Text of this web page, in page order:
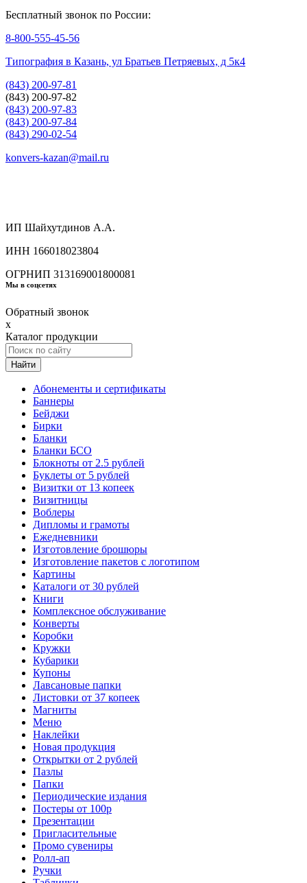
Бесплатный звонок по России:
8-800-555-45-56
Типография в Казань, ул Братьев Петряевых, д 5к4
(843) 200-97-81
(843) 200-97-82
(843) 200-97-83
(843) 200-97-84
(843) 290-02-54
konvers-kazan@mail.ru
ИП Шайхутдинов А.А.
ИНН 166018023804
ОГРНИП 313169001800081
Мы в соцсетях
Обратный звонок
x
Каталог продукции
Найти
Абонементы и сертификаты
Баннеры
Бейджи
Бирки
Бланки
Бланки БСО
Блокноты от 2.5 рублей
Буклеты от 5 рублей
Визитки от 13 копеек
Визитницы
Воблеры
Дипломы и грамоты
Ежедневники
Изготовление брошюры
Изготовление пакетов с логотипом
Картины
Каталоги от 30 рублей
Книги
Комплексное обслуживание
Конверты
Коробки
Кружки
Кубарики
Купоны
Лавсановые папки
Листовки от 37 копеек
Магниты
Меню
Наклейки
Новая продукция
Открытки от 2 рублей
Пазлы
Папки
Периодические издания
Постеры от 100р
Презентации
Пригласительные
Промо сувениры
Ролл-ап
Ручки